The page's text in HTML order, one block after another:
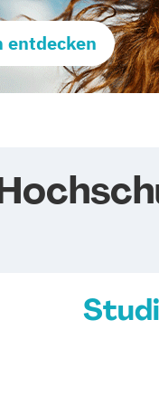
entdecken